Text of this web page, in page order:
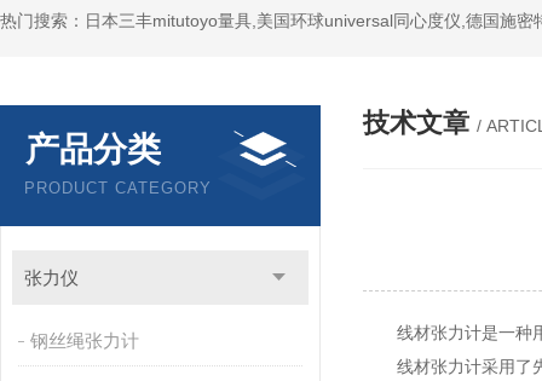
产品分类
PRODUCT CATEGORY
张力仪
钢丝绳张力计
技术文章 /
线材张力计是一种用
线材张力计采用了先